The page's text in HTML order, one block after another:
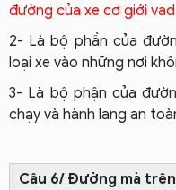
đường của xe cơ giới
2- Là bộ phần của
loại xe vào những nơi
3- Là bộ phận của
chạy và hành lang an
Câu 6/ Đường mà